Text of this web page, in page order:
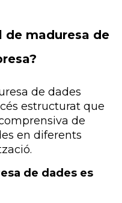
de maduresa de
de dades
estructurat que
de
en diferents
de dades es